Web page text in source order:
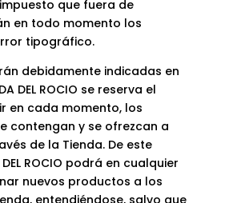
que fuera de
en todo momento los
tipográfico.
debidamente indicadas en
DEL ROCIO se reserva el
en cada momento, los
contengan y se ofrezcan a
de la Tienda. De este
DEL ROCIO podrá en cualquier
nuevos productos a los